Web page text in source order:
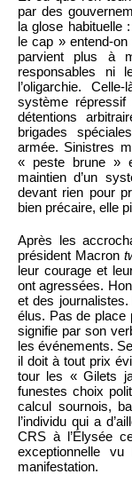
par des
la glose habituelle
le cap » entend-
parvient plus à
responsables ni
l’oligarchie.
système répressif
détentions
brigades
armée. Sinistres
« peste brune »
maintien d’un
devant rien pour
bien précaire, elle
Après les
président Macron
leur courage et
ont agressées.
et des
élus. Pas de place
signifie par son
les événements.
il doit à tout prix
tour les « Gilets
funestes choix
calcul sournois,
l’individu qui a
CRS à l’Élysée
exceptionnelle
manifestation.